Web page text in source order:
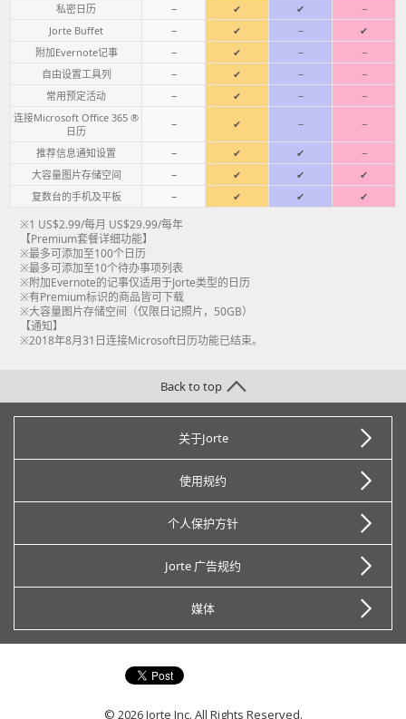
私密日历
− ✔ ✔
−
Jorte Buffet
− ✔ −
✔
附加Evernote记事
− ✔ −
−
自由设置工具列
− ✔ −
−
常用预定活动
− ✔ −
−
连接Microsoft Office 365 ®
日历
− ✔ − −
推荐信息通知设置 − ✔ ✔
−
大容量图片存储空间
− ✔ ✔
✔
复数台的手机及平板
− ✔ ✔ ✔
※1 US$2.99/每月 US$29.99/每年
【Premium套餐详细功能】
※最多可添加至100个日历
※最多可添加至10个待办事项列表
※附加Evernote的记事仅适用于Jorte类型的日历
※有Premium标识的商品皆可下载
※大容量图片存储空间（仅限日记照片，50GB）
【通知】
※2018年8月31日连接Microsoft日历功能已结束。
关于Jorte
使用规约
个人保护方针
Jorte 广告规约
媒体
© 2026 Jorte Inc. All Rights Reserved.
Back to top